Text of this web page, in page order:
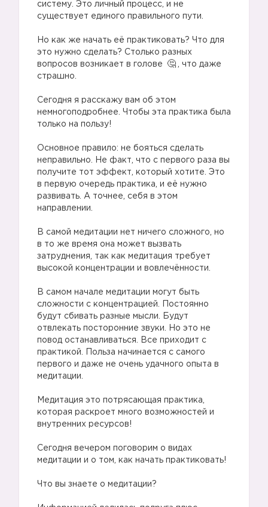
систему. Это личный процесс, и не
существует единого правильного пути.
Но как же начать её практиковать? Что для
это нужно сделать? Столько разных
вопросов возникает в голове
, что даже
страшно.
Сегодня я расскажу вам об этом
немногоподробнее. Чтобы эта практика была
только на пользу!
Основное правило: не бояться сделать
неправильно. Не факт, что с первого раза вы
получите тот эффект, который хотите. Это
в первую очередь практика, и её нужно
развивать. А точнее, себя в этом
направлении.
В самой медитации нет ничего сложного, но
в то же время она может вызвать
затруднения, так как медитация требует
высокой концентрации и вовлечённости.
В самом начале медитации могут быть
сложности с концентрацией. Постоянно
будут сбивать разные мысли. Будут
отвлекать посторонние звуки. Но это не
повод останавливаться. Все приходит с
практикой. Польза начинается с самого
первого и даже не очень удачного опыта в
медитации.
Медитация это потрясающая практика,
которая раскроет много возможностей и
внутренних ресурсов!
Сегодня вечером поговорим о видах
медитации и о том, как начать практиковать!
Что вы знаете о медитации?